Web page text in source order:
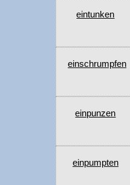
eintunken
einschrumpfen
einpunzen
einpumpten